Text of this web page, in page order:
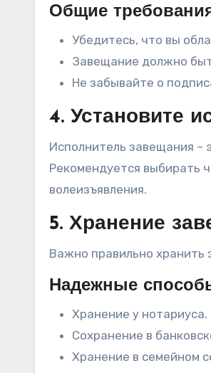
Общие
Убедитесь, что вы
Завещание должно
Не забывайте о
4. Установите
Исполнитель завещания –
Рекомендуется выбирать
волеизъявления.
5. Хранение
Важно правильно хранить
Надежные
Хранение у нотариуса.
Сохранение в
Хранение в семейном